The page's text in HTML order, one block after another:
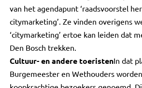
van het agendapunt ‘raadsvoorstel
citymarketing’. Ze vinden overigens
‘citymarketing’ ertoe kan leiden dat
Den Bosch trekken.
Cultuur- en andere toeristenIn dat
Burgemeester en Wethouders